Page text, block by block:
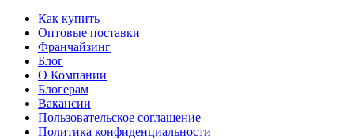
Как купить
Оптовые поставки
Франчайзинг
Блог
О Компании
Блогерам
Вакансии
Пользовательское соглашение
Политика конфиденциальности